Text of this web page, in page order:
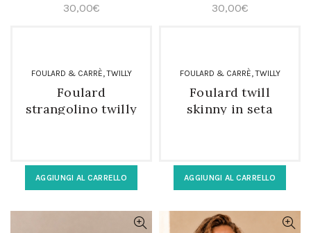
30,00€
FOULARD & CARRÈ,TWILLY
Foulard
strangolino twilly
AGGIUNGI AL CARRELLO
30,00€
FOULARD & CARRÈ,TWILLY
Foulard twill
skinny in seta
AGGIUNGI AL CARRELLO